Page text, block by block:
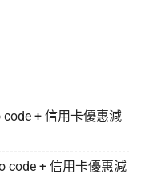
+ 信用卡優惠減
code + 信用卡優惠減